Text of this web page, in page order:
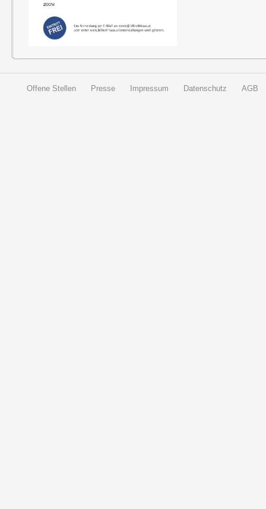
Offene Stellen Presse Impressum Datenschutz AGB